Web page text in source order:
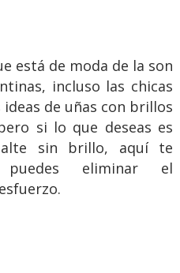
está de moda de la son
incluso las chicas
de uñas con brillos
si lo que deseas es
sin brillo, aquí te
puedes eliminar el